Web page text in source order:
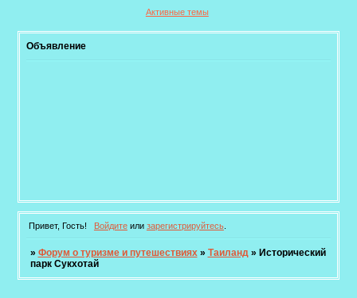
Активные темы
Объявление
Привет, Гость! Войдитеили зарегистрируйтесь.
» Форум о туризме и путешествиях » Таиланд » Исторический
парк Сукхотай